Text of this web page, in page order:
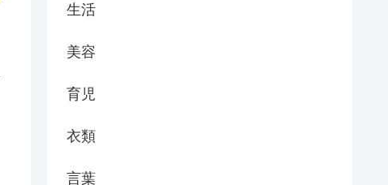
生活
美容
育児
衣類
言葉